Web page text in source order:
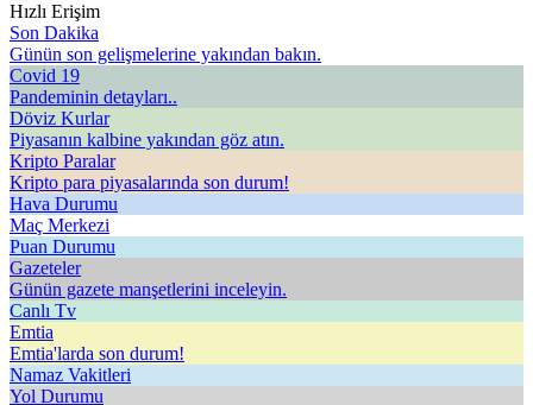
Hızlı Erişim
Son Dakika
Günün son gelişmelerine yakından bakın.
Covid 19
Pandeminin detayları..
Döviz Kurlar
Piyasanın kalbine yakından göz atın.
Kripto Paralar
Kripto para piyasalarında son durum!
Hava Durumu
Maç Merkezi
Puan Durumu
Gazeteler
Günün gazete manşetlerini inceleyin.
Canlı Tv
Emtia
Emtia'larda son durum!
Namaz Vakitleri
Yol Durumu